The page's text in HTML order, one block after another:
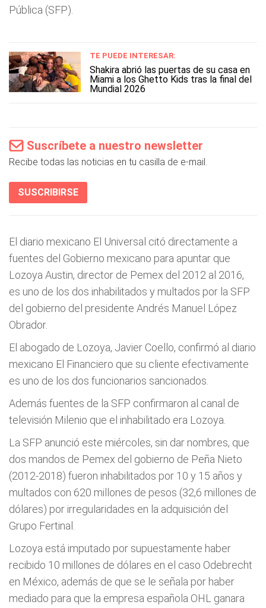
Pública (SFP).
TE PUEDE INTERESAR:
Shakira abrió las puertas de su casa en
Miami a los Ghetto Kids tras la final del
Mundial 2026
Suscríbete a nuestro newsletter
Recibe todas las noticias en tu casilla de e-mail.
SUSCRIBIRSE
El diario mexicano El Universal citó directamente a
fuentes del Gobierno mexicano para apuntar que
Lozoya Austin, director de Pemex del 2012 al 2016,
es uno de los dos inhabilitados y multados por la SFP
del gobierno del presidente Andrés Manuel López
Obrador.
El abogado de Lozoya, Javier Coello, confirmó al diario
mexicano El Financiero que su cliente efectivamente
es uno de los dos funcionarios sancionados.
Además fuentes de la SFP confirmaron al canal de
televisión Milenio que el inhabilitado era Lozoya.
La SFP anunció este miércoles, sin dar nombres, que
dos mandos de Pemex del gobierno de Peña Nieto
(2012-2018) fueron inhabilitados por 10 y 15 años y
multados con 620 millones de pesos (32,6 millones de
dólares) por irregularidades en la adquisición del
Grupo Fertinal.
Lozoya está imputado por supuestamente haber
recibido 10 millones de dólares en el caso Odebrecht
en México, además de que se le señala por haber
mediado para que la empresa española OHL ganara